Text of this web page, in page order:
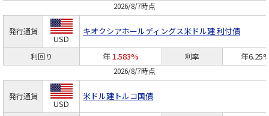
2026/8/7時点
発行通貨
USD
キオクシアホールディングス米ドル建 利付債
利回り 年1.583% 利率 年
2026/8/7時点
発行通貨
USD
米ドル建トルコ国債